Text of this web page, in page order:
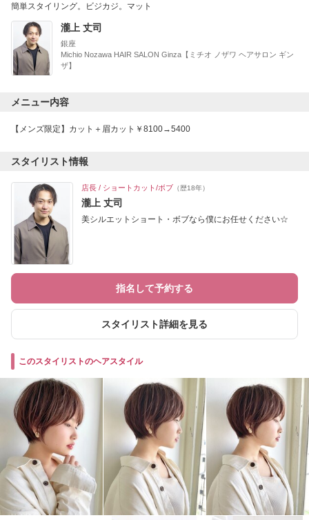
簡単スタイリング。ビジカジ。マット
瀧上 丈司
銀座
Michio Nozawa HAIR SALON Ginza【ミチオ ノザワ ヘアサロン ギン
ザ】
メニュー内容
【メンズ限定】カット＋眉カット￥8100→5400
スタイリスト情報
店長 / ショートカット/ボブ （歴18年）
瀧上 丈司
美シルエットショート・ボブなら僕にお任せください☆
指名して予約する
スタイリスト詳細を見る
このスタイリストのヘアスタイル